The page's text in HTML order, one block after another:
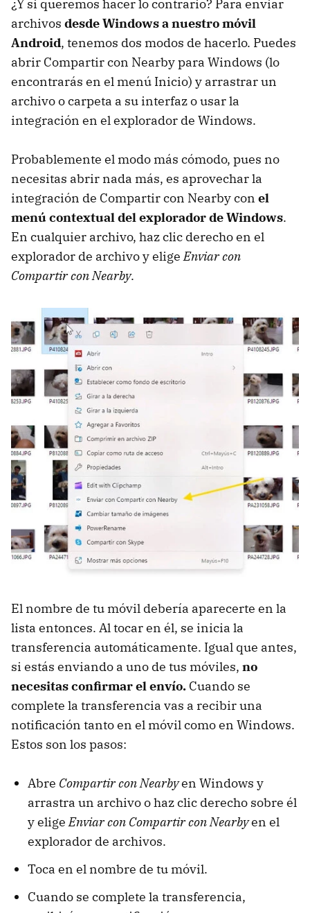
¿Y si queremos hacer lo contrario? Para enviar
archivos desde Windows a nuestro móvil
Android, tenemos dos modos de hacerlo. Puedes
abrir Compartir con Nearby para Windows (lo
encontrarás en el menú Inicio) y arrastrar un
archivo o carpeta a su interfaz o usar la
integración en el explorador de Windows.
Probablemente el modo más cómodo, pues no
necesitas abrir nada más, es aprovechar la
integración de Compartir con Nearby con el
menú contextual del explorador de Windows.
En cualquier archivo, haz clic derecho en el
explorador de archivo y eligeEnviar con
Compartir con Nearby.
El nombre de tu móvil debería aparecerte en la
lista entonces. Al tocar en él, se inicia la
transferencia automáticamente. Igual que antes,
si estás enviando a uno de tus móviles, no
necesitas confirmar el envío. Cuando se
complete la transferencia vas a recibir una
notificación tanto en el móvil como en Windows.
Estos son los pasos:
Abre Compartir con Nearbyen Windows y
arrastra un archivo o haz clic derecho sobre él
y eligeEnviar con Compartir con Nearbyen el
explorador de archivos.
Toca en el nombre de tu móvil.
Cuando se complete la transferencia,